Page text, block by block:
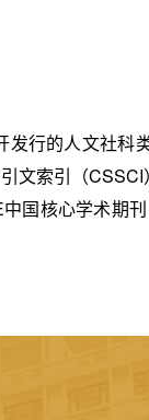
行的人文社科
文索引（CSSCI
国核心学术期